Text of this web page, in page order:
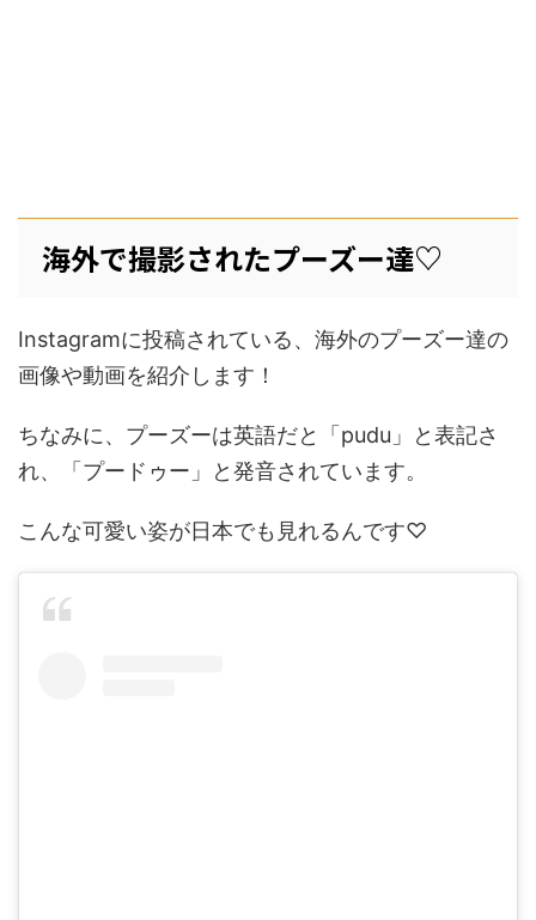
海外で撮影されたプーズー達♡
Instagramに投稿されている、海外のプーズー達の
画像や動画を紹介します！
ちなみに、プーズーは英語だと「pudu」と表記さ
れ、「プードゥー」と発音されています。
こんな可愛い姿が日本でも見れるんです♡